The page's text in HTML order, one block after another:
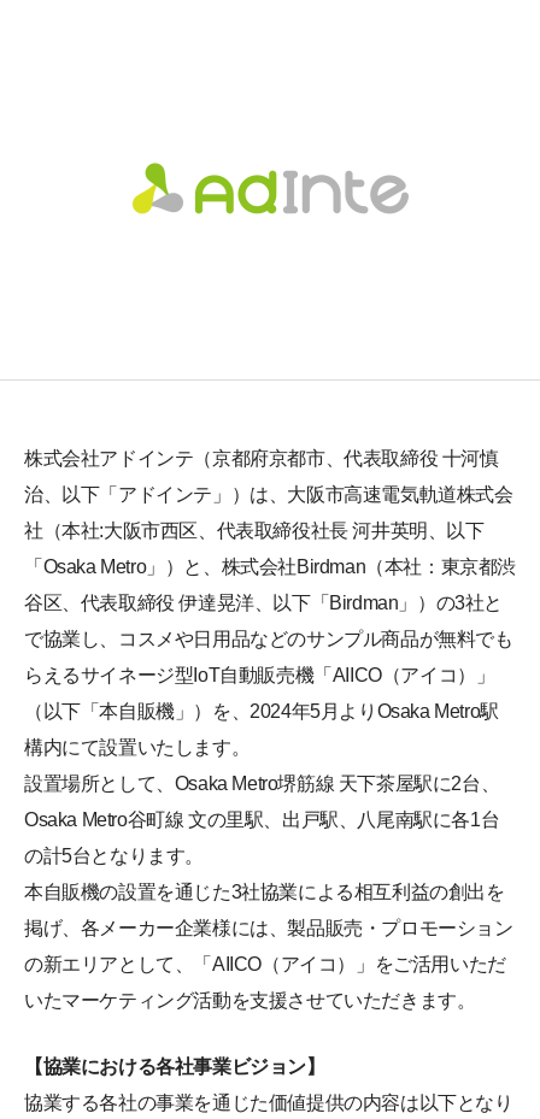
株式会社アドインテ（京都府京都市、代表取締役 十河慎
治、以下「アドインテ」）は、大阪市高速電気軌道株式会
社（本社:大阪市西区、代表取締役社長 河井英明、以下
「Osaka Metro」）と、株式会社Birdman（本社：東京都渋
谷区、代表取締役 伊達晃洋、以下「Birdman」）の3社と
で協業し、コスメや日用品などのサンプル商品が無料でも
らえるサイネージ型IoT自動販売機「AIICO（アイコ）」
（以下「本自販機」）を、2024年5月よりOsaka Metro駅
構内にて設置いたします。
設置場所として、Osaka Metro堺筋線 天下茶屋駅に2台、
Osaka Metro谷町線 文の里駅、出戸駅、八尾南駅に各1台
の計5台となります。
本自販機の設置を通じた3社協業による相互利益の創出を
掲げ、各メーカー企業様には、製品販売・プロモーション
の新エリアとして、「AIICO（アイコ）」をご活用いただ
いたマーケティング活動を支援させていただきます。
【協業における各社事業ビジョン】
協業する各社の事業を通じた価値提供の内容は以下となり